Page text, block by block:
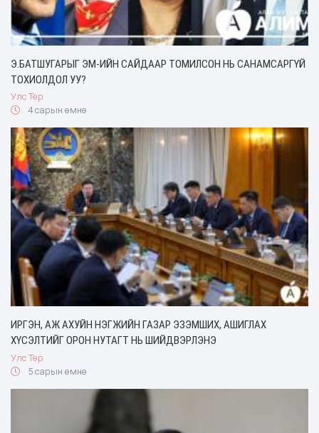
Э.БАТШУГАРЫГ ЭМ-ИЙН САЙДААР ТОМИЛСОН НЬ САНАМСАРГҮЙ
ТОХИОЛДОЛ УУ?
Улс Төр
4 сарын өмнө
ИРГЭН, АЖ АХУЙН НЭГЖИЙН ГАЗАР ЭЗЭМШИХ, АШИГЛАХ
ХҮСЭЛТИЙГ ОРОН НУТАГТ НЬ ШИЙДВЭРЛЭНЭ
Улс Төр
5 сарын өмнө